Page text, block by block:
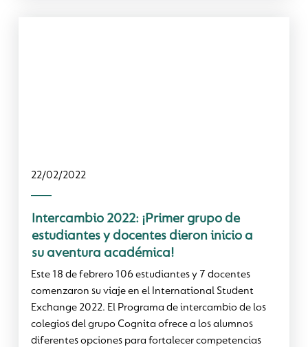
22/02/2022
Intercambio 2022: ¡Primer grupo de
estudiantes y docentes dieron inicio a
su aventura académica!
Este 18 de febrero 106 estudiantes y 7 docentes
comenzaron su viaje en el International Student
Exchange 2022. El Programa de intercambio de los
colegios del grupo Cognita ofrece a los alumnos
diferentes opciones para fortalecer competencias